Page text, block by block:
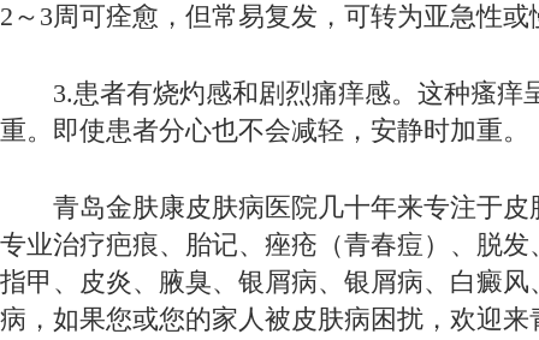
2～3周可痊愈，但常易复发，可转为亚急性或
3.患者有烧灼感和剧烈痛痒感。这种瘙痒
重。即使患者分心也不会减轻，安静时加重。
青岛金肤康皮肤病医院几十年来专注于皮
专业治疗疤痕、胎记、痤疮（青春痘）、脱
指甲、皮炎、腋臭、银屑病、银屑病、白癜
病，如果您或您的家人被皮肤病困扰，欢迎